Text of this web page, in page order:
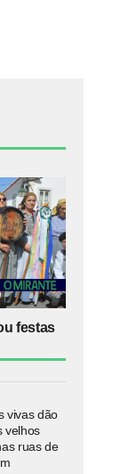
festas
vivas dão
velhos
ruas de